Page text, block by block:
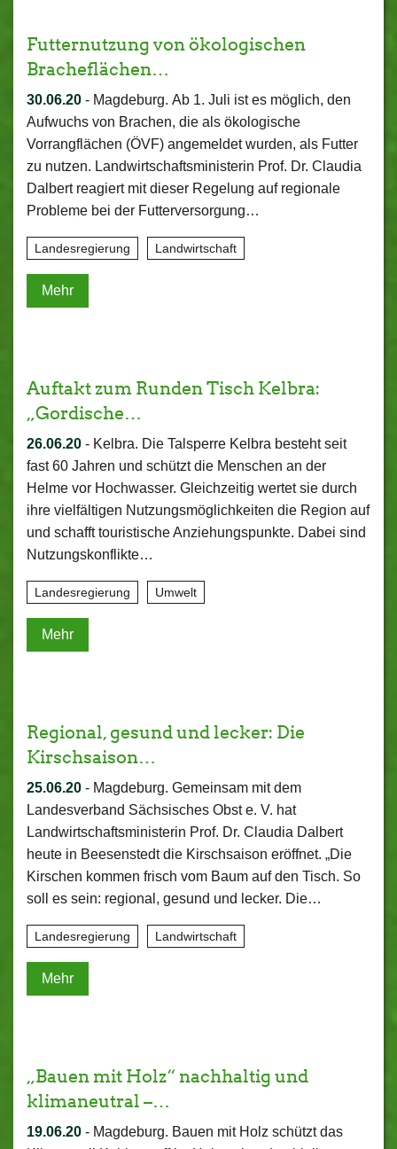
Futternutzung von ökologischen
Bracheflächen…
30.06.20 - Magdeburg. Ab 1. Juli ist es möglich, den
Aufwuchs von Brachen, die als ökologische
Vorrangflächen (ÖVF) angemeldet wurden, als Futter
zu nutzen. Landwirtschaftsministerin Prof. Dr. Claudia
Dalbert reagiert mit dieser Regelung auf regionale
Probleme bei der Futterversorgung…
Landesregierung Landwirtschaft
Mehr
Auftakt zum Runden Tisch Kelbra:
„Gordische…
26.06.20 - Kelbra. Die Talsperre Kelbra besteht seit
fast 60 Jahren und schützt die Menschen an der
Helme vor Hochwasser. Gleichzeitig wertet sie durch
ihre vielfältigen Nutzungsmöglichkeiten die Region auf
und schafft touristische Anziehungspunkte. Dabei sind
Nutzungskonflikte…
Landesregierung Umwelt
Mehr
Regional, gesund und lecker: Die
Kirschsaison…
25.06.20 - Magdeburg. Gemeinsam mit dem
Landesverband Sächsisches Obst e. V. hat
Landwirtschaftsministerin Prof. Dr. Claudia Dalbert
heute in Beesenstedt die Kirschsaison eröffnet. „Die
Kirschen kommen frisch vom Baum auf den Tisch. So
soll es sein: regional, gesund und lecker. Die…
Landesregierung Landwirtschaft
Mehr
„Bauen mit Holz“ nachhaltig und
klimaneutral –…
19.06.20 - Magdeburg. Bauen mit Holz schützt das